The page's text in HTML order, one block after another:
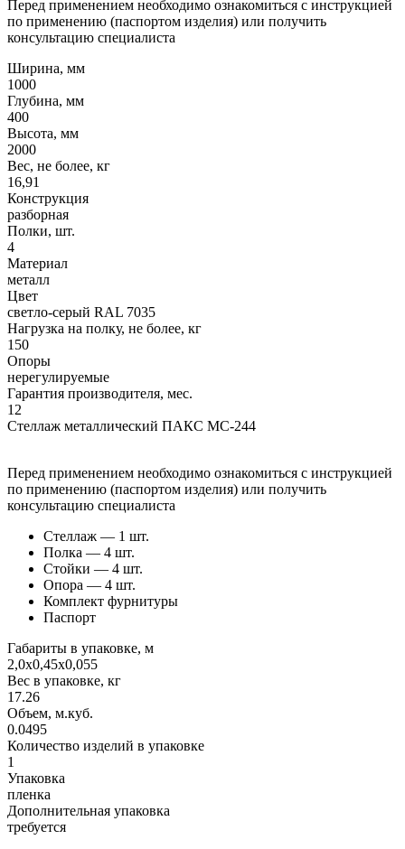
Перед применением необходимо ознакомиться с инструкцией
по применению (паспортом изделия) или получить
консультацию специалиста
Ширина, мм
1000
Глубина, мм
400
Высота, мм
2000
Вес, не более, кг
16,91
Конструкция
разборная
Полки, шт.
4
Материал
металл
Цвет
светло-серый RAL 7035
Нагрузка на полку, не более, кг
150
Опоры
нерегулируемые
Гарантия производителя, мес.
12
Стеллаж металлический ПАКС МС-244
Перед применением необходимо ознакомиться с инструкцией
по применению (паспортом изделия) или получить
консультацию специалиста
Стеллаж — 1 шт.
Полка — 4 шт.
Стойки — 4 шт.
Опора — 4 шт.
Комплект фурнитуры
Паспорт
Габариты в упаковке, м
2,0х0,45х0,055
Вес в упаковке, кг
17.26
Объем, м.куб.
0.0495
Количество изделий в упаковке
1
Упаковка
пленка
Дополнительная упаковка
требуется